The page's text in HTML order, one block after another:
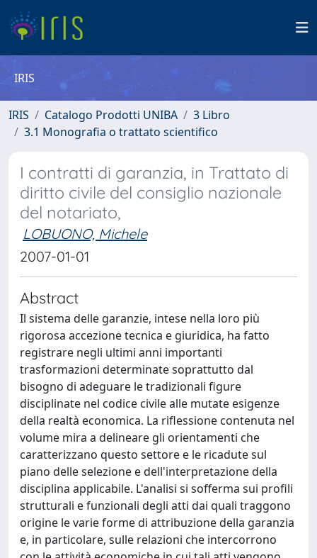
IRIS
IRIS Catalogo Prodotti UNIBA
3 Libro
3.1 Monografia o trattato scientifico
I contratti di garanzia, in Trattato di
diritto civile del consiglio nazionale
del notariato,
LOBUONO, Michele
2007-01-01
Abstract
Il sistema delle garanzie, intese nella loro più
rigorosa accezione tecnica e giuridica, ha fatto
registrare negli ultimi anni importanti
trasformazioni determinate soprattutto dal
bisogno di adeguare le tradizionali figure
disciplinate nel codice civile alle mutate esigenze
della realtà economica. La riflessione contenuta nel
volume mira a delineare gli orientamenti che
caratterizzano questo settore e le ricadute sul
piano delle selezione e dell'interpretazione della
disciplina applicabile. L'analisi si sofferma sui profili
strutturali e funzionali degli atti dai quali traggono
origine le varie forme di attribuzione della garanzia
e, in particolare, sulle relazioni che intercorrono